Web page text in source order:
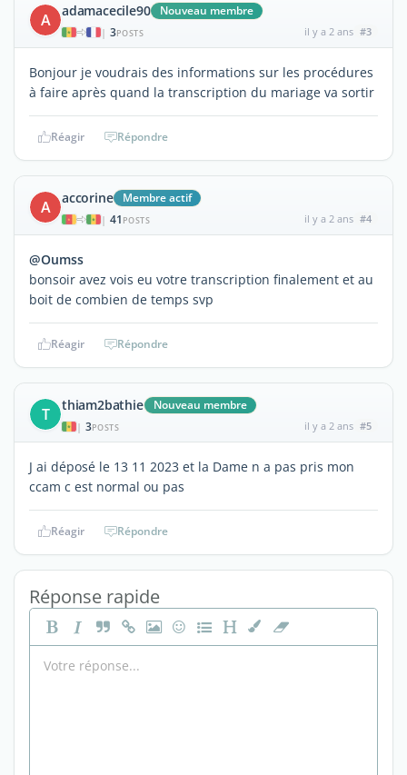
A adamacecile90 Nouveau membre
| 3POSTS il y a 2 ans #3
Bonjour je voudrais des informations sur les procédures
à faire après quand la transcription du mariage va sortir
Réagir Répondre
A accorine Membre actif
| 41 POSTS il y a 2 ans #4
@Oumss
bonsoir avez vois eu votre transcription finalement et au
boit de combien de temps svp
Réagir Répondre
T thiam2bathie Nouveau membre
| 3POSTS il y a 2 ans #5
J ai déposé le 13 11 2023 et la Dame n a pas pris mon
ccam c est normal ou pas
Réagir Répondre
Réponse rapide